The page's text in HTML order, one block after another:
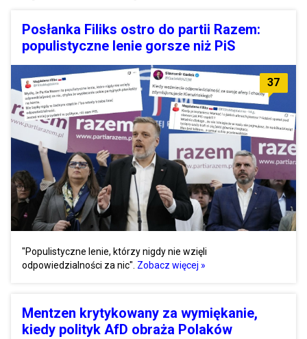
Posłanka Filiks ostro do partii Razem:
populistyczne lenie gorsze niż PiS
37
"Populistyczne lenie, którzy nigdy nie wzięli
odpowiedzialności za nic". Zobacz więcej »
Mentzen krytykowany za wymiękanie,
kiedy polityk AfD obraża Polaków